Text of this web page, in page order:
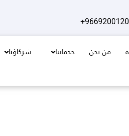
من نحن خدماتنا شركاؤنا